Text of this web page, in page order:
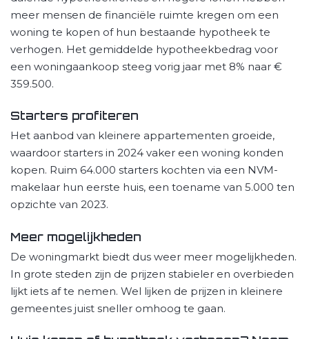
meer mensen de financiële ruimte kregen om een
woning te kopen of hun bestaande hypotheek te
verhogen. Het gemiddelde hypotheekbedrag voor
een woningaankoop steeg vorig jaar met 8% naar €
359.500.
Starters profiteren
Het aanbod van kleinere appartementen groeide,
waardoor starters in 2024 vaker een woning konden
kopen. Ruim 64.000 starters kochten via een NVM-
makelaar hun eerste huis, een toename van 5.000 ten
opzichte van 2023.
Meer mogelijkheden
De woningmarkt biedt dus weer meer mogelijkheden.
In grote steden zijn de prijzen stabieler en overbieden
lijkt iets af te nemen. Wel lijken de prijzen in kleinere
gemeentes juist sneller omhoog te gaan.